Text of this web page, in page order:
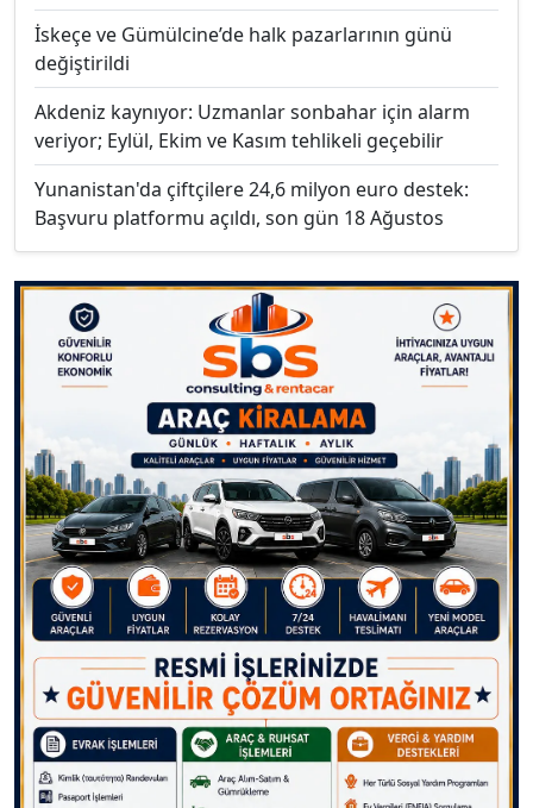
İskeçe ve Gümülcine’de halk pazarlarının günü
değiştirildi
Akdeniz kaynıyor: Uzmanlar sonbahar için alarm
veriyor; Eylül, Ekim ve Kasım tehlikeli geçebilir
Yunanistan'da çiftçilere 24,6 milyon euro destek:
Başvuru platformu açıldı, son gün 18 Ağustos